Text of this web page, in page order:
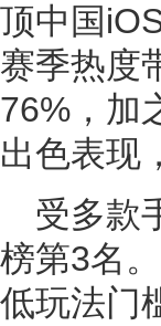
顶中国
赛季热度
76%，加
出色表现
受多款
榜第3名
低玩法门